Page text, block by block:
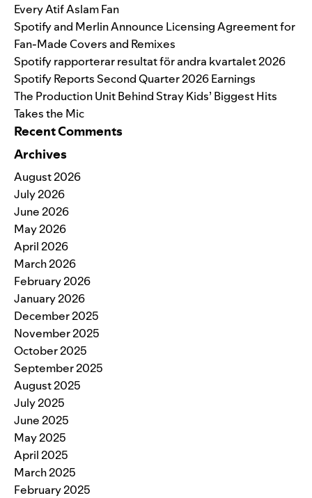
Every Atif Aslam Fan
Spotify and Merlin Announce Licensing Agreement for
Fan-Made Covers and Remixes
Spotify rapporterar resultat för andra kvartalet 2026
Spotify Reports Second Quarter 2026 Earnings
The Production Unit Behind Stray Kids’ Biggest Hits
Takes the Mic
Recent Comments
Archives
August 2026
July 2026
June 2026
May 2026
April 2026
March 2026
February 2026
January 2026
December 2025
November 2025
October 2025
September 2025
August 2025
July 2025
June 2025
May 2025
April 2025
March 2025
February 2025